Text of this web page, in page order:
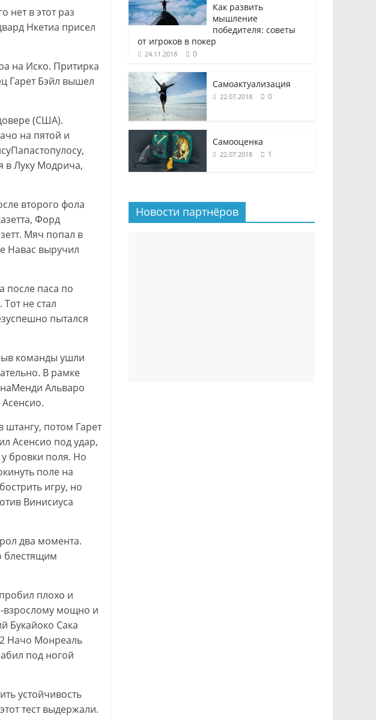
нет в этот раз
Нкетиа присел
на Иско. Притирка
Гарет Бэйл вышел
(США).
на пятой и
в Луку Модрича,
второго фола
Форд
Мяч попал в
Навас выручил
после паса по
не стал
пытался
команды ушли
В рамке
Альваро
потом Гарет
Асенсио под удар,
бровки поля. Но
поле на
игру, но
Винисиуса
два момента.
блестящим
плохо и
взрослому мощно и
Букайоко Сака
Начо Монреаль
под ногой
устойчивость
тест выдержали.
Как развить
мышление
победителя: советы
от игроков в покер
24.11.2018 0
Самоактуализация
22.07.2018 0
Самооценка
22.07.2018 1
Новости партнёров